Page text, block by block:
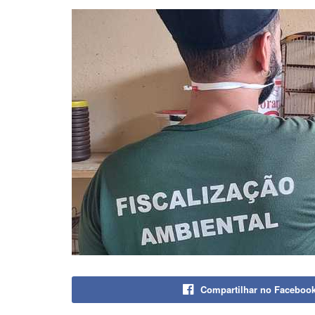
Compartilhar no